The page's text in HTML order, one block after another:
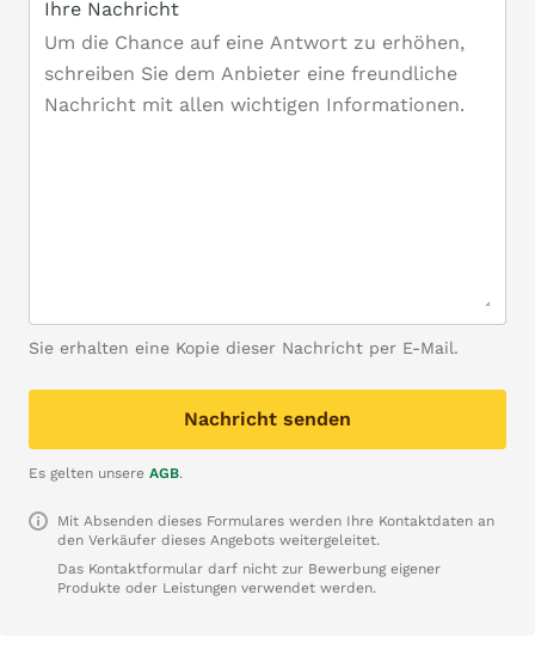
Ihre Nachricht
Sie erhalten eine Kopie dieser Nachricht per E-Mail.
Nachricht senden
Es gelten unsere AGB.
Mit Absenden dieses Formulares werden Ihre Kontaktdaten an
den Verkäufer dieses Angebots weitergeleitet.
Das Kontaktformular darf nicht zur Bewerbung eigener
Produkte oder Leistungen verwendet werden.